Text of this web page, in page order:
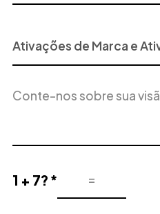
ou
Serviço
Interesse
do
1 + 7? *
Resultado